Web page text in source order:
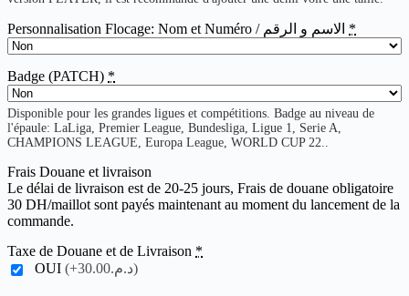
Personnalisation Flocage: Nom et Numéro / الاسم و الرقم *
Badge (PATCH) *
Disponible pour les grandes ligues et compétitions. Badge au niveau de
l'épaule: LaLiga, Premier League, Bundesliga, Ligue 1, Serie A,
CHAMPIONS LEAGUE, Europa League, WORLD CUP 22..
Frais Douane et livraison
Le délai de livraison est de 20-25 jours, Frais de douane obligatoire
30 DH/maillot sont payés maintenant au moment du lancement de la
commande.
Taxe de Douane et de Livraison *
OUI
(+د.م.30.00)